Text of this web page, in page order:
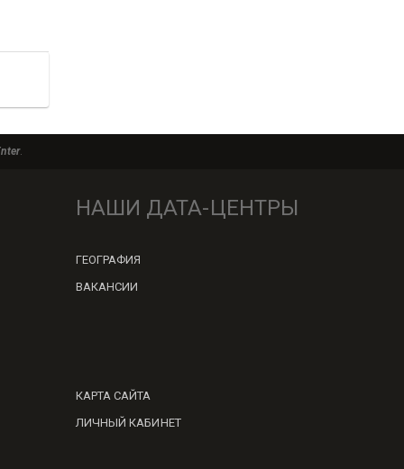
.
НАШИ ДАТА-ЦЕНТРЫ
ГЕОГРАФИЯ
ВАКАНСИИ
КАРТА САЙТА
ЛИЧНЫЙ КАБИНЕТ